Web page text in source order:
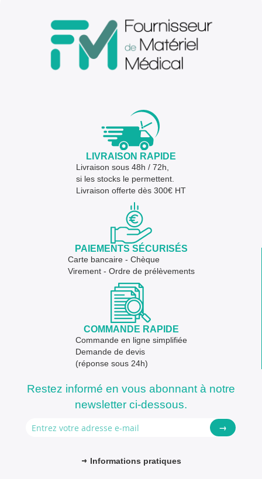
LIVRAISON RAPIDE
Livraison sous 48h / 72h,
si les stocks le permettent.
Livraison offerte dès 300€ HT
PAIEMENTS SÉCURISÉS
Carte bancaire - Chèque
Virement - Ordre de prélèvements
COMMANDE RAPIDE
Commande en ligne simplifiée
Demande de devis
(réponse sous 24h)
Restez informé en vous abonnant à notre
newsletter ci-dessous.
→
Informations pratiques